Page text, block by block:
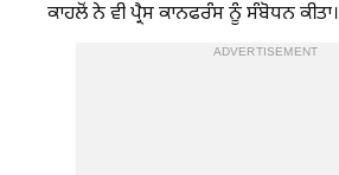
ਕਾਹਲੋਂ ਨੇ ਵੀ ਪ੍ਰੈਸ ਕਾਨਫਰੰਸ ਨੂੰ ਸੰਬੋਧਨ ਕੀਤਾ।
ADVERTISEMENT